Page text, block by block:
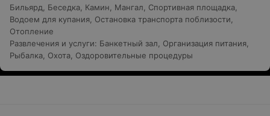
Бильярд
Беседка Камин Мангал Спортивная площадка
Водоем для купания Остановка транспорта поблизости
Отопление
Развлечения и услуги: Банкетный зал Организация питания
Рыбалка Охота Оздоровительные процедуры